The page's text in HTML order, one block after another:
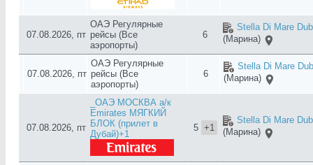
07.08.2026, пт
ОАЭ Регулярные
рейсы (Все
аэропорты)
6
Stella Di Mare
(Марина)
07.08.2026, пт
ОАЭ Регулярные
рейсы (Все
аэропорты)
6
Stella Di Mare
(Марина)
07.08.2026, пт
_ОАЭ МОСКВА а/к
Emirates МЯГКИЙ
БЛОК (прилет в
Дубай)+1
5 +1
Stella Di Mare
(Марина)